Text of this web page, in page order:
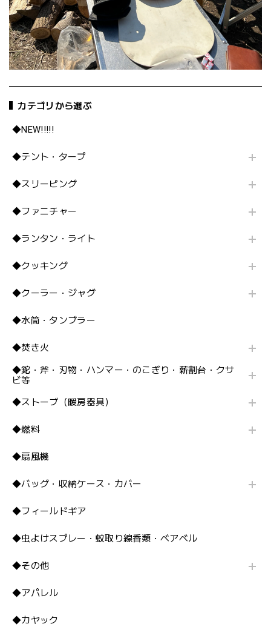
カテゴリから選ぶ
◆NEW!!!!!
◆テント・タープ
◆スリーピング
◆ファニチャー
◆ランタン・ライト
◆クッキング
◆クーラー・ジャグ
◆水筒・タンブラー
◆焚き火
◆鉈・斧・刃物・ハンマー・のこぎり・薪割台・クサ
ビ等
◆ストーブ（暖房器具）
◆燃料
◆扇風機
◆バッグ・収納ケース・カバー
◆フィールドギア
◆虫よけスプレー・蚊取り線香類・ベアベル
◆その他
◆アパレル
◆カヤック